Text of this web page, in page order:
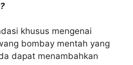
khusus mengenai
bombay mentah yang
dapat menambahkan